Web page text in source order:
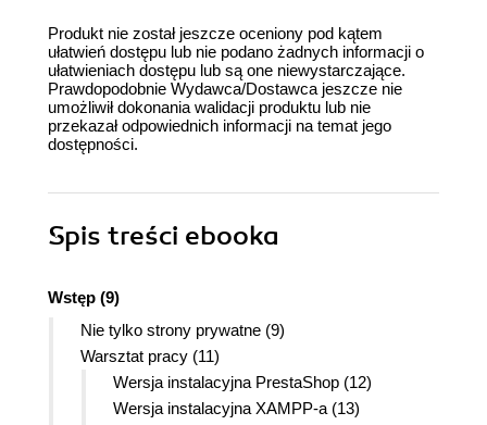
Produkt nie został jeszcze oceniony pod kątem
ułatwień dostępu lub nie podano żadnych informacji o
ułatwieniach dostępu lub są one niewystarczające.
Prawdopodobnie Wydawca/Dostawca jeszcze nie
umożliwił dokonania walidacji produktu lub nie
przekazał odpowiednich informacji na temat jego
dostępności.
Spis treści ebooka
Wstęp (9)
Nie tylko strony prywatne (9)
Warsztat pracy (11)
Wersja instalacyjna PrestaShop (12)
Wersja instalacyjna XAMPP-a (13)